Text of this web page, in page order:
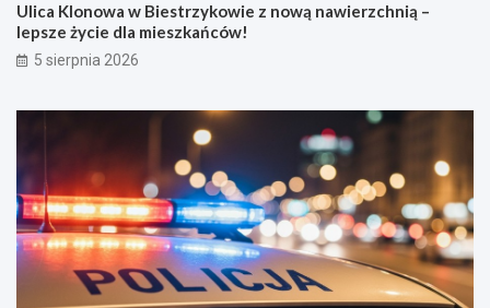
Ulica Klonowa w Biestrzykowie z nową nawierzchnią –
lepsze życie dla mieszkańców!
5 sierpnia 2026